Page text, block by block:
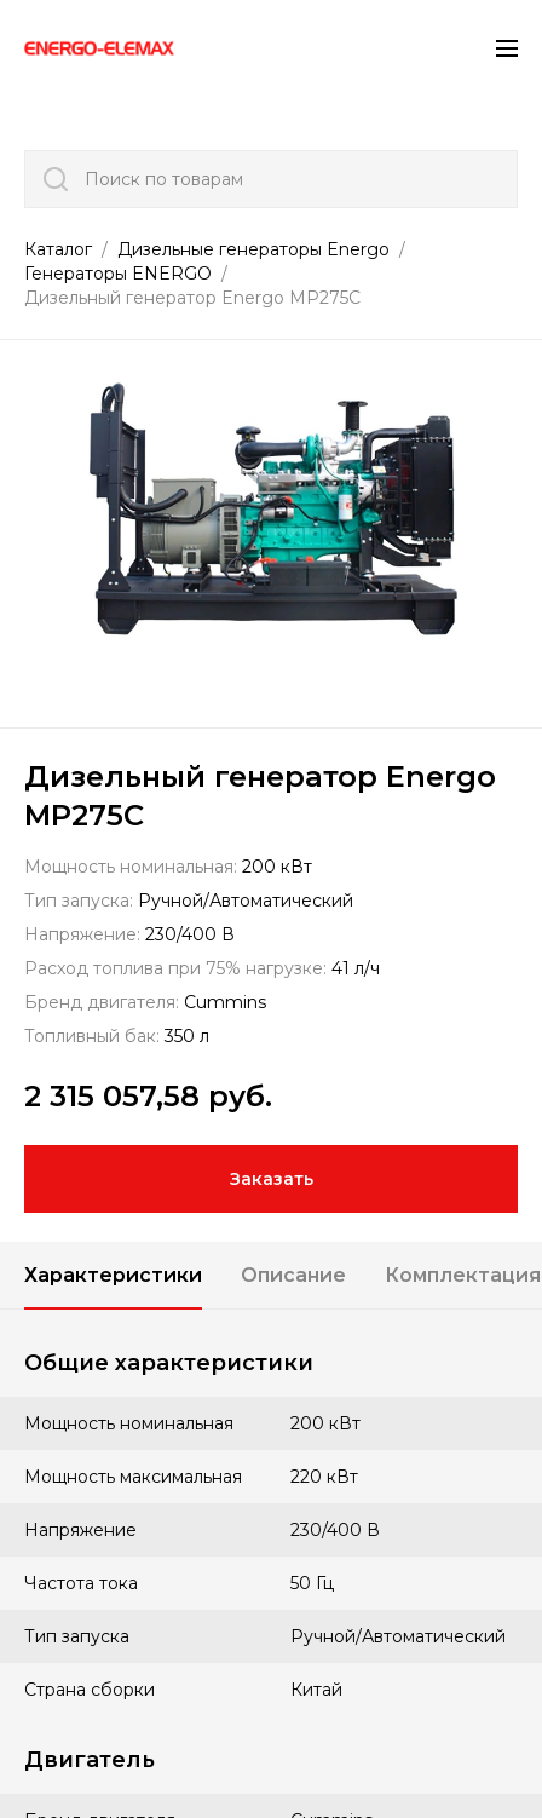
Поиск по товарам
Каталог
Дизельные генераторы Energo
Генераторы ENERGO
Дизельный генератор Energo MP275C
Дизельный генератор Energo
MP275C
Мощность номинальная: 200 кВт
Тип запуска: Ручной/Автоматический
Напряжение: 230/400 В
Расход топлива при 75% нагрузке: 41 л/ч
Бренд двигателя: Cummins
Топливный бак:350 л
2 315 057,58 руб.
Заказать
Характеристики Описание Комплектация
Общие характеристики
Мощность номинальная 200 кВт
Мощность максимальная 220 кВт
Напряжение 230/400 В
Частота тока 50 Гц
Тип запуска Ручной/Автоматический
Страна сборки Китай
Двигатель